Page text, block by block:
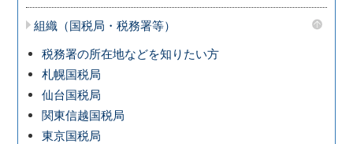
組織（国税局・税務署等）
税務署の所在地などを知りたい方
札幌国税局
仙台国税局
関東信越国税局
東京国税局